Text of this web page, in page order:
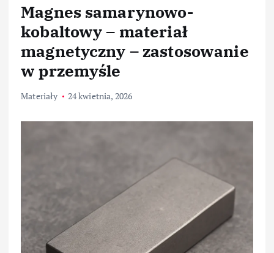
Magnes samarynowo-
kobaltowy – materiał
magnetyczny – zastosowanie
w przemyśle
Materiały 24 kwietnia, 2026